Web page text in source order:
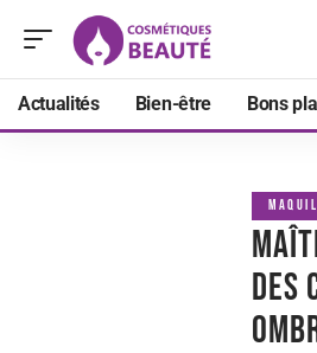
Actualités Bien-être Bons
des